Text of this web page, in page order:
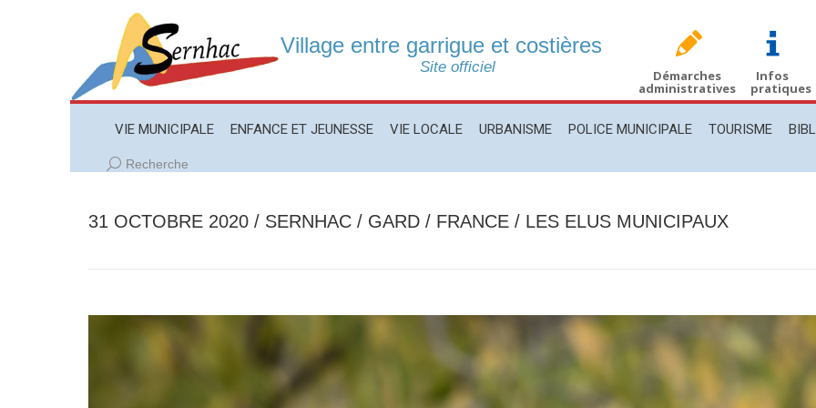
Village entre garrigue et costières
Site officiel Démarches
administratives
Infos
pratiques
VIE MUNICIPALE ENFANCE ET JEUNESSE VIE LOCALE URBANISME POLICE MUNICIPALE TOURISME
Recherche
Recherche
31 OCTOBRE 2020 / SERNHAC / GARD / FRANCE / LES ELUS MUNICIPAUX
VIE MUNICIPALE ENFANCE ET JEUNESSE VIE LOCALE URBANISME POLICE MUNICIPALE TOURISME